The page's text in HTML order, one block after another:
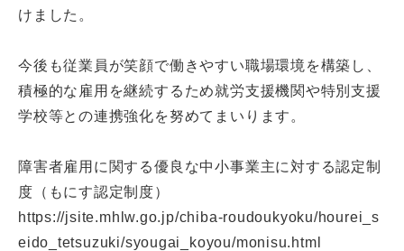
けました。
今後も従業員が笑顔で働きやすい職場環境を構築し、
積極的な雇用を継続するため就労支援機関や特別支援
学校等との連携強化を努めてまいります。
障害者雇用に関する優良な中小事業主に対する認定制
度（もにす認定制度）
https://jsite.mhlw.go.jp/chiba-roudoukyoku/hourei_s
eido_tetsuzuki/syougai_koyou/monisu.html